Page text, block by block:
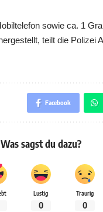
sowie ca. 1
teilt die Polizei
Facebook
Was sagst du dazu?
Lustig
0
Traurig
0